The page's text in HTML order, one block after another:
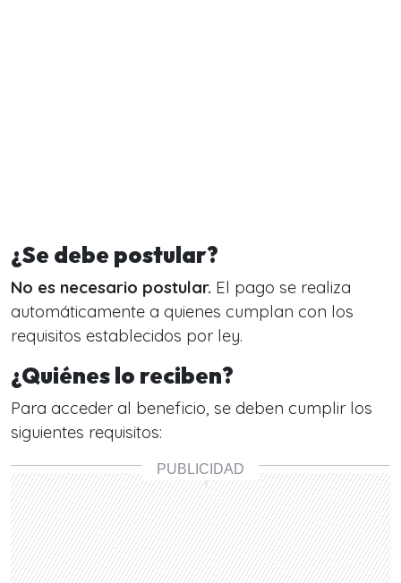
¿Se debe postular?
No es necesario postular. El pago se realiza
automáticamente a quienes cumplan con los
requisitos establecidos por ley.
¿Quiénes lo reciben?
Para acceder al beneficio, se deben cumplir los
siguientes requisitos: